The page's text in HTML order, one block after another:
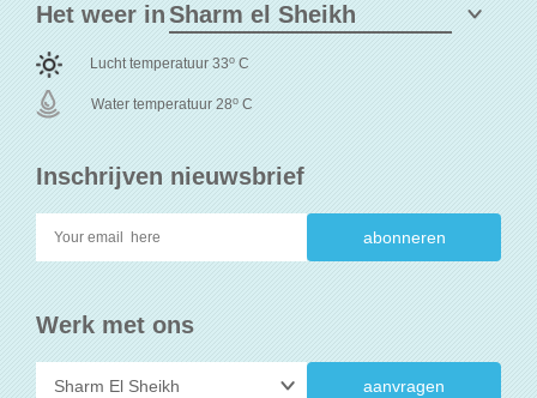
Inschrijven nieuwsbrief
Werk met ons
aanvragen
Het weer in
Lucht temperatuur 33o C
Water temperatuur 28o C